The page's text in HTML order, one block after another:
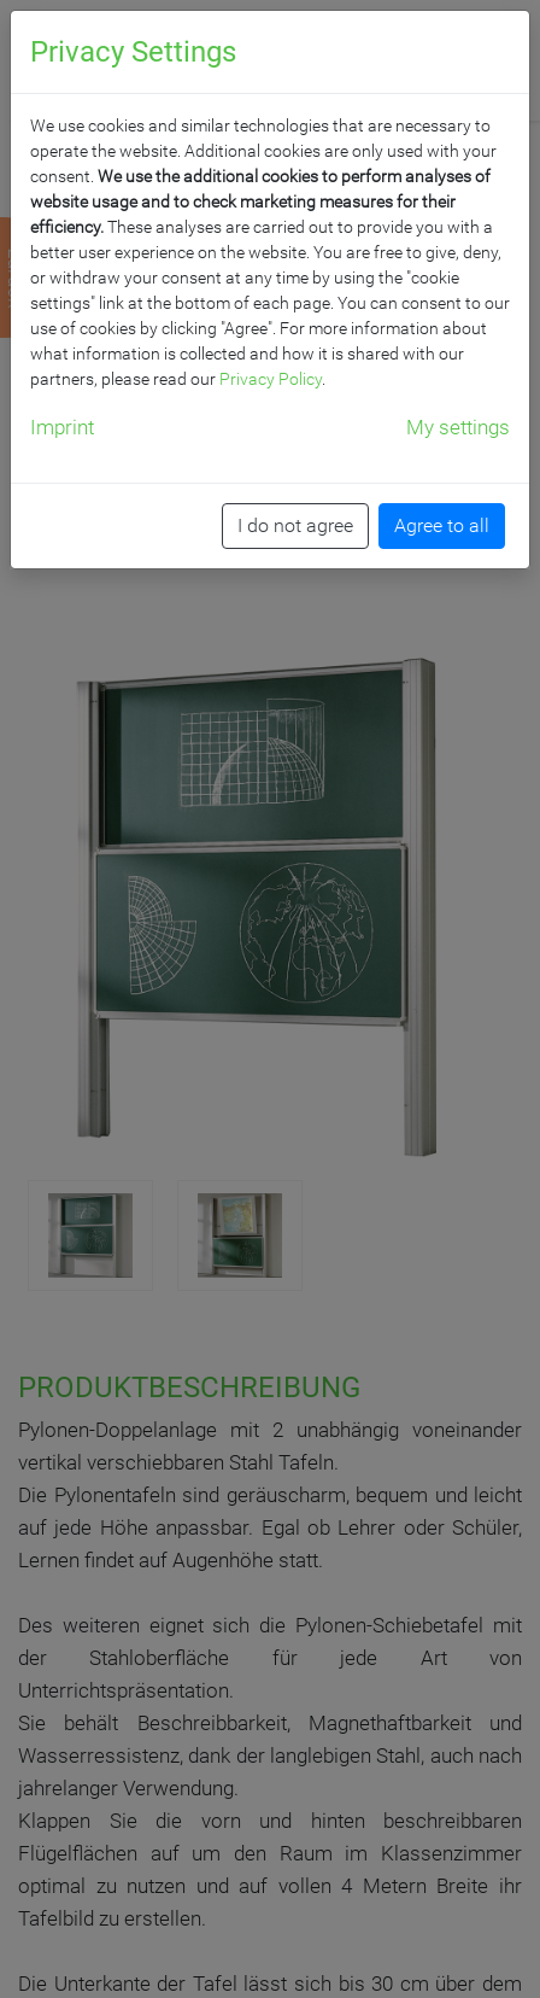
zurück ZWEI FLÄCHIGE
PYLONENTAFEL AUS
STAHL, SERIE PY2 ST,
GRÜN
PRODUKTBESCHREIBUNG
Pylonen-Doppelanlage mit 2 unabhängig voneinander
vertikal verschiebbaren Stahl Tafeln.
Die Pylonentafeln sind geräuscharm, bequem und leicht
auf jede Höhe anpassbar. Egal ob Lehrer oder Schüler,
Lernen findet auf Augenhöhe statt.
Des weiteren eignet sich die Pylonen-Schiebetafel mit
der Stahloberfläche für jede Art von
Unterrichtspräsentation.
Sie behält Beschreibbarkeit, Magnethaftbarkeit und
Wasserressistenz, dank der langlebigen Stahl, auch nach
jahrelanger Verwendung.
Klappen Sie die vorn und hinten beschreibbaren
Flügelflächen auf um den Raum im Klassenzimmer
optimal zu nutzen und auf vollen 4 Metern Breite ihr
Tafelbild zu erstellen.
Die Unterkante der Tafel lässt sich bis 30 cm über dem
Privacy Settings
We use cookies and similar technologies that are necessary to
operate the website. Additional cookies are only used with your
consent. We use the additional cookies to perform analyses of
website usage and to check marketing measures for their
efficiency.These analyses are carried out to provide you with a
better user experience on the website. You are free to give, deny,
or withdraw your consent at any time by using the "cookie
settings" link at the bottom of each page. You can consent to our
use of cookies by clicking "Agree". For more information about
what information is collected and how it is shared with our
partners, please read our Privacy Policy.
Imprint My settings
I do not agree Agree to all